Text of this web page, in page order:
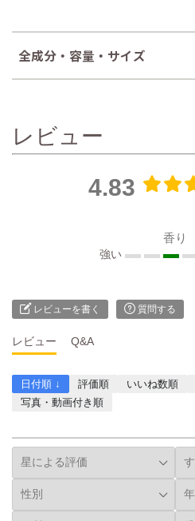
全成分・容量・サイズ
レビュー
4.83
香り
強い
レビューを書く 質問する
レビュー Q&A
日付順 ↓ 評価順 いいね数順
写真・動画付き順